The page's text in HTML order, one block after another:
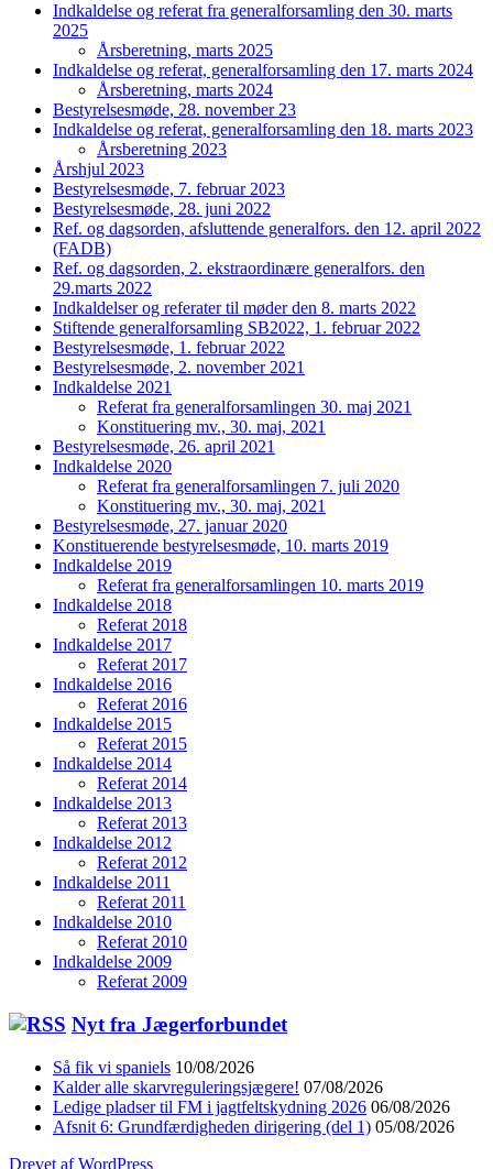
Indkaldelse og referat fra generalforsamling den 30. marts
2025
Årsberetning, marts 2025
Indkaldelse og referat, generalforsamling den 17. marts 2024
Årsberetning, marts 2024
Bestyrelsesmøde, 28. november 23
Indkaldelse og referat, generalforsamling den 18. marts 2023
Årsberetning 2023
Årshjul 2023
Bestyrelsesmøde, 7. februar 2023
Bestyrelsesmøde, 28. juni 2022
Ref. og dagsorden, afsluttende generalfors. den 12. april 2022
(FADB)
Ref. og dagsorden, 2. ekstraordinære generalfors. den
29.marts 2022
Indkaldelser og referater til møder den 8. marts 2022
Stiftende generalforsamling SB2022, 1. februar 2022
Bestyrelsesmøde, 1. februar 2022
Bestyrelsesmøde, 2. november 2021
Indkaldelse 2021
Referat fra generalforsamlingen 30. maj 2021
Konstituering mv., 30. maj, 2021
Bestyrelsesmøde, 26. april 2021
Indkaldelse 2020
Referat fra generalforsamlingen 7. juli 2020
Konstituering mv., 30. maj, 2021
Bestyrelsesmøde, 27. januar 2020
Konstituerende bestyrelsesmøde, 10. marts 2019
Indkaldelse 2019
Referat fra generalforsamlingen 10. marts 2019
Indkaldelse 2018
Referat 2018
Indkaldelse 2017
Referat 2017
Indkaldelse 2016
Referat 2016
Indkaldelse 2015
Referat 2015
Indkaldelse 2014
Referat 2014
Indkaldelse 2013
Referat 2013
Indkaldelse 2012
Referat 2012
Indkaldelse 2011
Referat 2011
Indkaldelse 2010
Referat 2010
Indkaldelse 2009
Referat 2009
Nyt fra Jægerforbundet
Så fik vi spaniels 10/08/2026
Kalder alle skarvreguleringsjægere! 07/08/2026
Ledige pladser til FM i jagtfeltskydning 2026 06/08/2026
Afsnit 6: Grundfærdigheden dirigering (del 1) 05/08/2026
Drevet af WordPress